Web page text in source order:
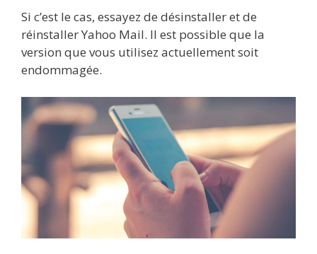
Si c’est le cas, essayez de désinstaller et de
réinstaller Yahoo Mail. Il est possible que la
version que vous utilisez actuellement soit
endommagée.